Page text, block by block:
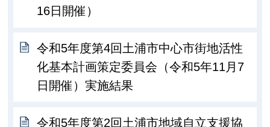
16日開催）
令和5年度第4回土浦市中心市街地活性
化基本計画策定委員会（令和5年11月7
日開催）実施結果
令和5年度第2回土浦市地域自立支援協